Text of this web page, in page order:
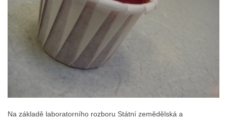
Na základě laboratorního rozboru Státní zemědělská a